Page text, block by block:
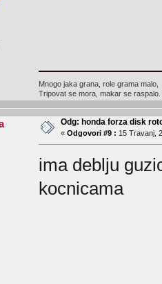
Mnogo jaka grana, role grama malo,
Tripovat se mora, makar se raspalo.
Odg: honda forza disk
« Odgovori #9 : 15 Travanj,
ima deblju
kocnicama